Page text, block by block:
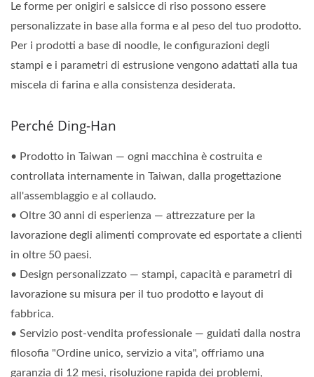
Le forme per onigiri e salsicce di riso possono essere
personalizzate in base alla forma e al peso del tuo prodotto.
Per i prodotti a base di noodle, le configurazioni degli
stampi e i parametri di estrusione vengono adattati alla tua
miscela di farina e alla consistenza desiderata.
Perché Ding-Han
• Prodotto in Taiwan — ogni macchina è costruita e
controllata internamente in Taiwan, dalla progettazione
all'assemblaggio e al collaudo.
• Oltre 30 anni di esperienza — attrezzature per la
lavorazione degli alimenti comprovate ed esportate a clienti
in oltre 50 paesi.
• Design personalizzato — stampi, capacità e parametri di
lavorazione su misura per il tuo prodotto e layout di
fabbrica.
• Servizio post-vendita professionale — guidati dalla nostra
filosofia "Ordine unico, servizio a vita", offriamo una
garanzia di 12 mesi, risoluzione rapida dei problemi,